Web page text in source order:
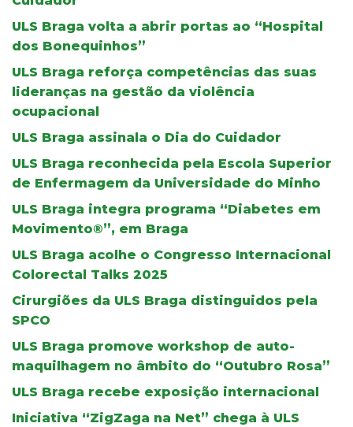
ULS Braga volta a abrir portas ao “Hospital
dos Bonequinhos”
ULS Braga reforça competências das suas
lideranças na gestão da violência
ocupacional
ULS Braga assinala o Dia do Cuidador
ULS Braga reconhecida pela Escola Superior
de Enfermagem da Universidade do Minho
ULS Braga integra programa “Diabetes em
Movimento®”, em Braga
ULS Braga acolhe o Congresso Internacional
Colorectal Talks 2025
Cirurgiões da ULS Braga distinguidos pela
SPCO
ULS Braga promove workshop de auto-
maquilhagem no âmbito do “Outubro Rosa”
ULS Braga recebe exposição internacional
Iniciativa “ZigZaga na Net” chega à ULS